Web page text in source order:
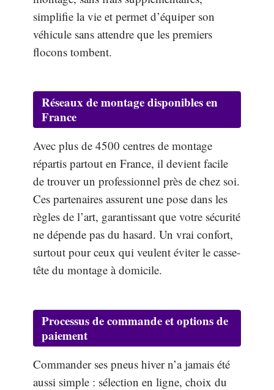
simplifie la vie et permet d’équiper son
véhicule sans attendre que les premiers
flocons tombent.
Réseaux de montage disponibles en
France
Avec plus de 4500 centres de montage
répartis partout en France, il devient facile
de trouver un professionnel près de chez soi.
Ces partenaires assurent une pose dans les
règles de l’art, garantissant que votre sécurité
ne dépende pas du hasard. Un vrai confort,
surtout pour ceux qui veulent éviter le casse-
tête du montage à domicile.
Processus de commande et options de
paiement
Commander ses pneus hiver n’a jamais été
aussi simple : sélection en ligne, choix du